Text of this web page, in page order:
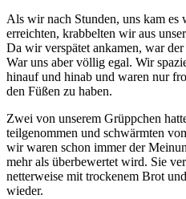
Als wir nach Stunden, uns kam
erreichten, krabbelten wir aus
Da wir verspätet ankamen, war
War uns aber völlig egal. Wir
hinauf und hinab und waren nur
den Füßen zu haben.
Zwei von unserem Grüppchen
teilgenommen und schwärmten
wir waren schon immer der
mehr als überbewertet wird. Sie
netterweise mit trockenem Brot
wieder.